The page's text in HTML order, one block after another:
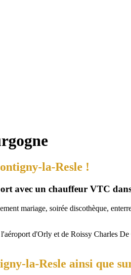
la-Resle !
avec un chauffeur VTC
mariage, soirée discothèque,
d'Orly et de Roissy Charles De
la-Resle ainsi que